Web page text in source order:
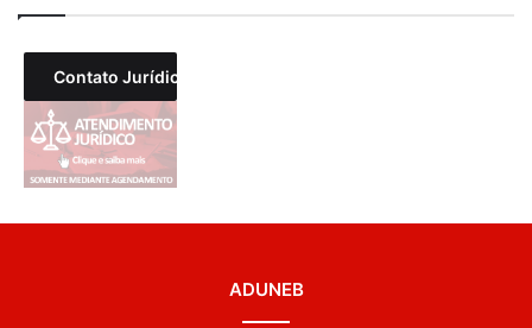
Contato Jurídico
ADUNEB